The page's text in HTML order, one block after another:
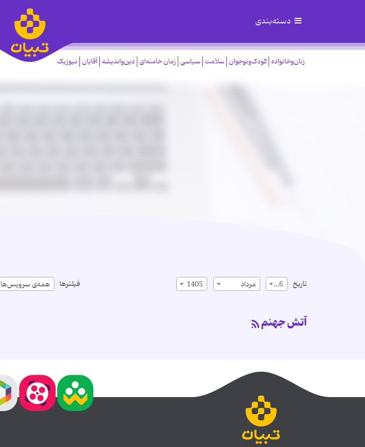
دسته‌بندی
زنان‌وخانواده کودک‌ونوجوان سلامت سیاسی زمان خامنه‌ای دین‌واندیشه آقایان نیوزیک
تاریخ 16 مرداد 1405 فیلترها همه‌ی سرویس‌ها
آتش جهنم